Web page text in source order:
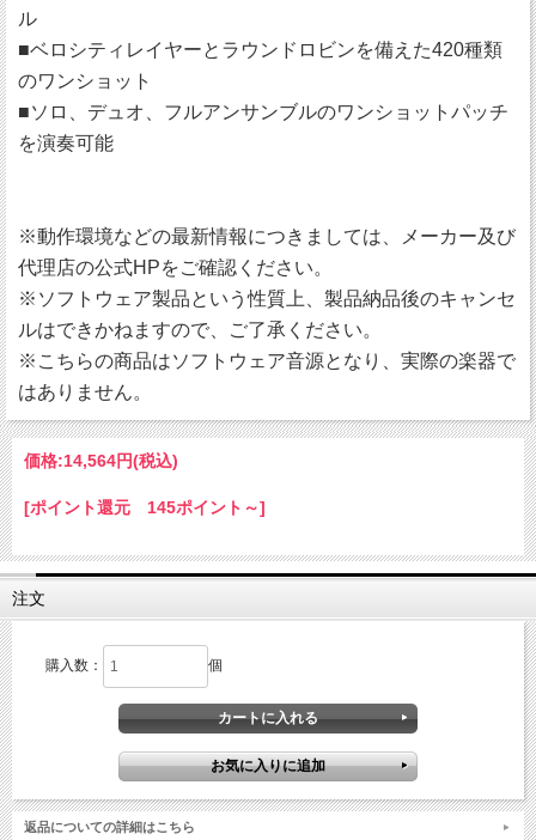
ル
■ベロシティレイヤーとラウンドロビンを備えた420種類
のワンショット
■ソロ、デュオ、フルアンサンブルのワンショットパッチ
を演奏可能
※動作環境などの最新情報につきましては、メーカー及び
代理店の公式HPをご確認ください。
※ソフトウェア製品という性質上、製品納品後のキャンセ
ルはできかねますので、ご了承ください。
※こちらの商品はソフトウェア音源となり、実際の楽器で
はありません。
価格:14,564円(税込)
[ポイント還元 145ポイント～]
注文
購入数： 個
返品についての詳細はこちら